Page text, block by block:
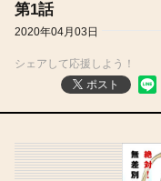
第1話
2020年04月03日
シェアして応援しよう！
ポスト